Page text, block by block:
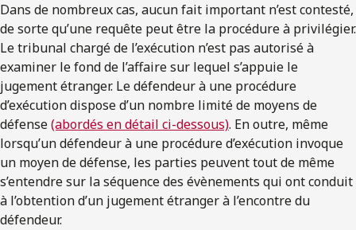
Dans de nombreux cas, aucun fait important n’est contesté,
de sorte qu’une requête peut être la procédure à privilégier.
Le tribunal chargé de l’exécution n’est pas autorisé à
examiner le fond de l’affaire sur lequel s’appuie le
jugement étranger. Le défendeur à une procédure
d’exécution dispose d’un nombre limité de moyens de
défense(abordés en détail ci-dessous). En outre, même
lorsqu’un défendeur à une procédure d’exécution invoque
un moyen de défense, les parties peuvent tout de même
s’entendre sur la séquence des évènements qui ont conduit
à l’obtention d’un jugement étranger à l’encontre du
défendeur.